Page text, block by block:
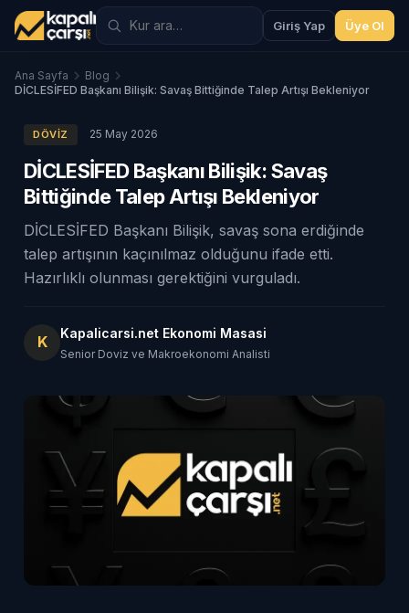
Giriş Yap Üye Ol
Ana Sayfa
Blog
DİCLESİFED Başkanı Bilişik: Savaş Bittiğinde Talep Artışı Bekleniyor
DÖVIZ 25 May 2026
DİCLESİFED Başkanı Bilişik: Savaş
Bittiğinde Talep Artışı Bekleniyor
DİCLESİFED Başkanı Bilişik, savaş sona erdiğinde
talep artışının kaçınılmaz olduğunu ifade etti.
Hazırlıklı olunması gerektiğini vurguladı.
K Kapalicarsi.net Ekonomi Masasi
Senior Doviz ve Makroekonomi Analisti